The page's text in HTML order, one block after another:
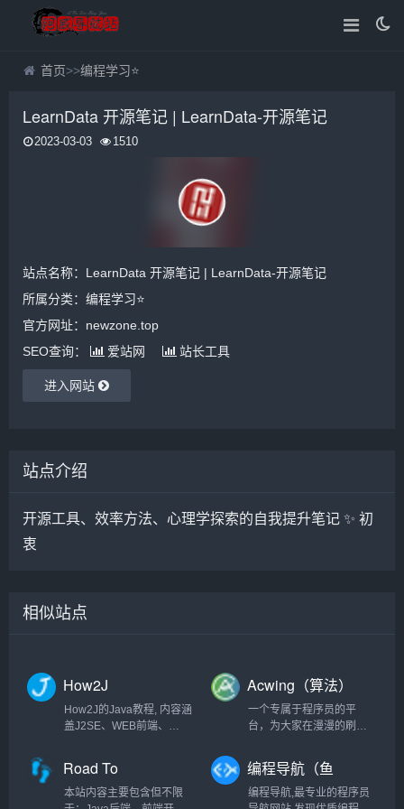
首页>>编程学习⭐
LearnData 开源笔记 | LearnData-开源笔记
2023-03-03 1510
站点名称：LearnData 开源笔记 | LearnData-开源笔记
所属分类： 编程学习⭐
官方网址：newzone.top
SEO查询：
爱站网 站长工具
进入网站
站点介绍
开源工具、效率方法、心理学探索的自我提升笔记 ✨ 初
衷
相似站点
How2J
How2J的Java教程, 内容涵
盖J2SE、WEB前端、
和视频讲解的学习方式为
Java职业生涯打下坚实的
Acwing（算法）
一个专属于程序员的平
台，为大家在漫漫的刷题
答
Road To
Coding（程序
本站内容主要包含但不限
编程导航（鱼
皮）
编程导航,最专业的程序员